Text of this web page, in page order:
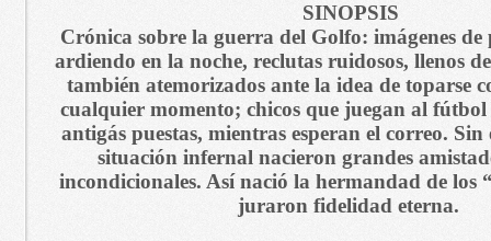
SINOPSIS
Crónica sobre la guerra del Golfo: imágenes de
ardiendo en la noche, reclutas ruidosos, llenos
también atemorizados ante la idea de toparse
cualquier momento; chicos que juegan al fútbol
antigás puestas, mientras esperan el correo. Sin
situación infernal nacieron grandes
incondicionales. Así nació la hermandad de los
juraron fidelidad eterna.